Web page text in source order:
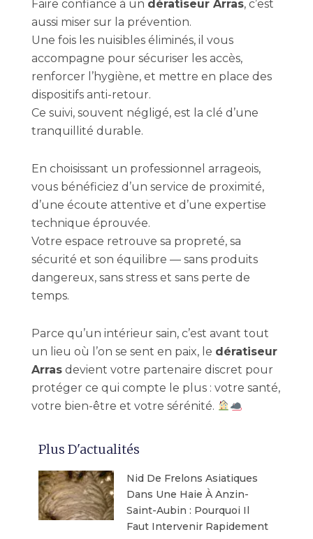
Faire confiance à un dératiseur Arras, c’est
aussi miser sur la prévention.
Une fois les nuisibles éliminés, il vous
accompagne pour sécuriser les accès,
renforcer l’hygiène, et mettre en place des
dispositifs anti-retour.
Ce suivi, souvent négligé, est la clé d’une
tranquillité durable.
En choisissant un professionnel arrageois,
vous bénéficiez d’un service de proximité,
d’une écoute attentive et d’une expertise
technique éprouvée.
Votre espace retrouve sa propreté, sa
sécurité et son équilibre — sans produits
dangereux, sans stress et sans perte de
temps.
Parce qu’un intérieur sain, c’est avant tout
un lieu où l’on se sent en paix, le dératiseur
Arras devient votre partenaire discret pour
protéger ce qui compte le plus : votre santé,
votre bien-être et votre sérénité.
Plus D'actualités
Nid De Frelons Asiatiques
Dans Une Haie À Anzin-
Saint-Aubin : Pourquoi Il
Faut Intervenir Rapidement